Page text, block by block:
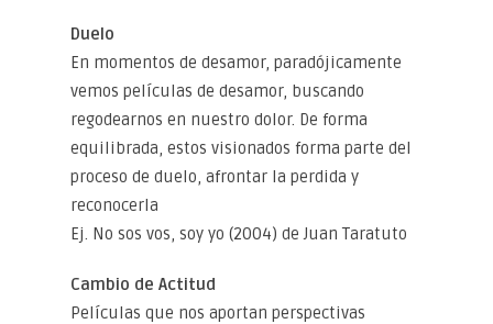
Duelo
En momentos de desamor, paradójicamente
vemos películas de desamor, buscando
regodearnos en nuestro dolor. De forma
equilibrada, estos visionados forma parte del
proceso de duelo, afrontar la perdida y
reconocerla
Ej. No sos vos, soy yo (2004) de Juan Taratuto
Cambio de Actitud
Películas que nos aportan perspectivas